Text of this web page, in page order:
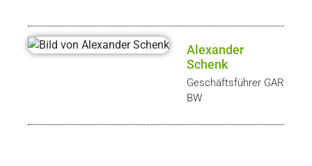
Alexander
Schenk
Geschäftsführer GAR
BW